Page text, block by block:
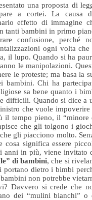
una proposta di
a cortei. La causa
effetto di immagine
tanti bambini in primo
confusione, perché
ogni volta che
il lupo. Quando si ha
le manipolazioni.
le proteste; ma basa la
bambini. Chi ha
sa bene quanto i
difficili. Quando si dice a
che vuole impoverire
il tempo pieno, il “minore
che gli tolgono i
gli piacciono molto.
cosa significa essere
anni in più, viene invitato
di bambini, che si
portano dietro i bimbi
non potrebbe
Davvero si crede che
dei “mulini bianchi” o